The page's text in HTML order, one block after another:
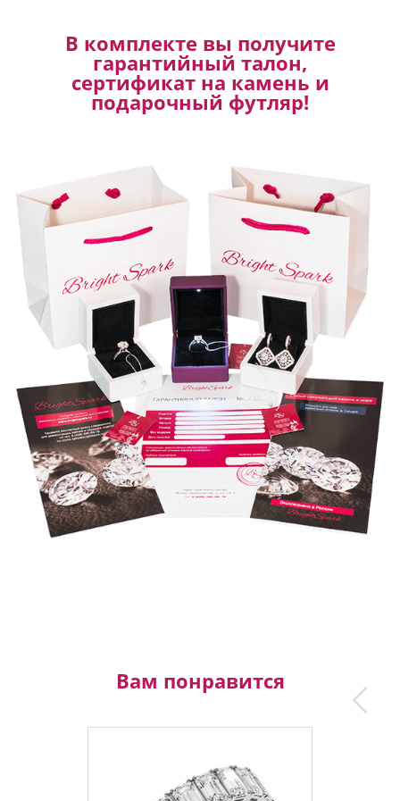
В комплекте вы получите
гарантийный талон,
сертификат на камень и
подарочный футляр!
Вам понравится